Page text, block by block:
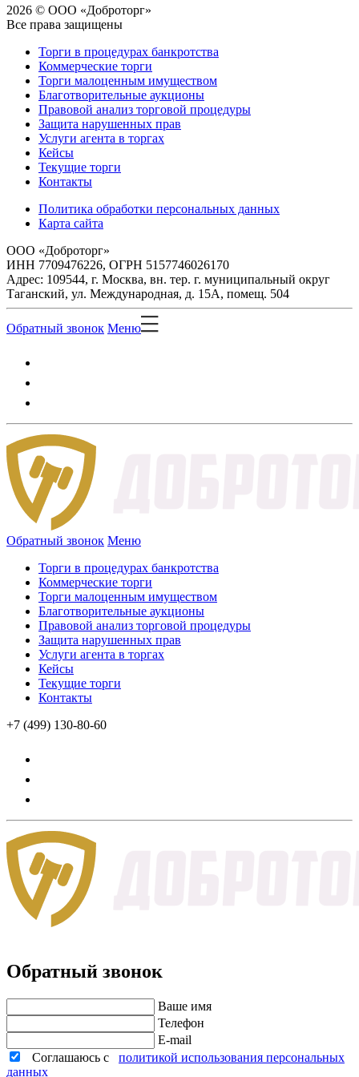
2026 © ООО «Доброторг»
Все права защищены
Торги в процедурах банкротства
Коммерческие торги
Торги малоценным имуществом
Благотворительные аукционы
Правовой анализ торговой процедуры
Защита нарушенных прав
Услуги агента в торгах
Кейсы
Текущие торги
Контакты
Политика обработки персональных данных
Карта сайта
ООО «Доброторг»
ИНН 7709476226, ОГРН 5157746026170
Адрес: 109544, г. Москва, вн. тер. г. муниципальный округ
Таганский, ул. Международная, д. 15А, помещ. 504
Обратный звонок Меню
Обратный звонок Меню
Торги в процедурах банкротства
Коммерческие торги
Торги малоценным имуществом
Благотворительные аукционы
Правовой анализ торговой процедуры
Защита нарушенных прав
Услуги агента в торгах
Кейсы
Текущие торги
Контакты
+7 (499) 130-80-60
Обратный звонок
Ваше имя
Телефон
E-mail
Соглашаюсь с политикой использования персональных
данных